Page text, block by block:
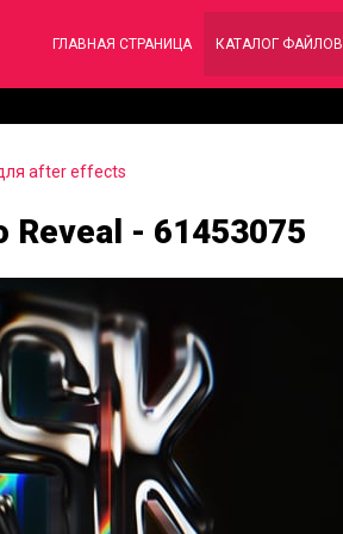
ГЛАВНАЯ СТРАНИЦА КАТАЛОГ ФАЙЛОВ
after effects
Reveal - 61453075